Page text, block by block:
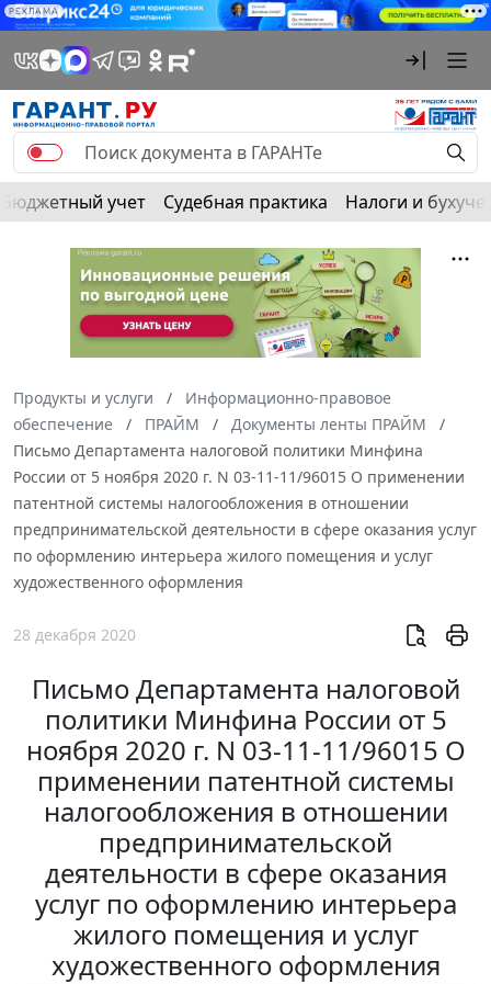
РЕКЛАМА
Бюджетный учет Судебная практика Налоги и
Продукты и услуги
Информационно-правовое
обеспечение
ПРАЙМ
Документы ленты ПРАЙМ
Письмо Департамента налоговой политики Минфина
России от 5 ноября 2020 г. N 03-11-11/96015 О применении
патентной системы налогообложения в отношении
предпринимательской деятельности в сфере оказания услуг
по оформлению интерьера жилого помещения и услуг
художественного оформления
28 декабря 2020
Письмо Департамента налоговой
политики Минфина России от 5
ноября 2020 г. N 03-11-11/96015 О
применении патентной системы
налогообложения в отношении
предпринимательской
деятельности в сфере оказания
услуг по оформлению интерьера
жилого помещения и услуг
художественного оформления